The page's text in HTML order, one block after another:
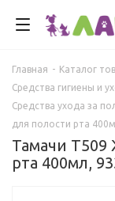
Главная - Каталог
Средства гигиены и
Средства ухода за
для полости рта
Тамачи T509
рта 400мл,